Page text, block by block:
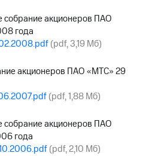
акционеров ПАО
года
(pdf, 3,19 Мб)
акционеров ПАО «МТС» 29
(pdf, 1,88 Мб)
акционеров ПАО
года
(pdf, 2,10 Мб)